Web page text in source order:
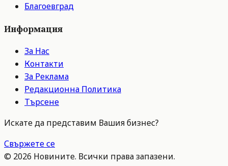
Благоевград
Информация
За Нас
Контакти
За Реклама
Редакционна Политика
Търсене
Искате да представим Вашия бизнес?
Свържете се
© 2026 Новините. Всички права запазени.